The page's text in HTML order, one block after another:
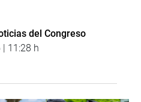
del Congreso
11:28 h